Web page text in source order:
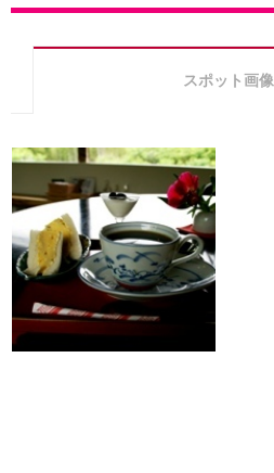
スポット画像